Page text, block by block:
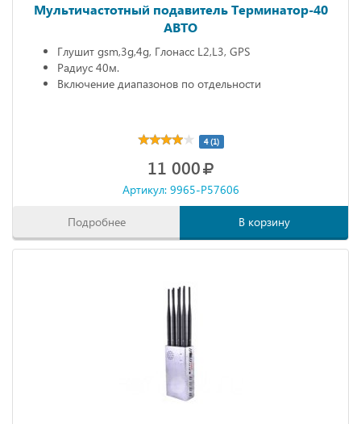
Мультичастотный подавитель Терминатор-40
АВТО
Глушит gsm,3g,4g, Глонасс L2,L3, GPS
Радиус 40м.
Включение диапазонов по отдельности
4 (1)
11 000
Артикул: 9965-P57606
Подробнее В корзину